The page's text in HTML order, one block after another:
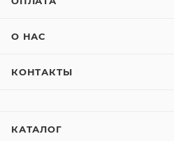
О НАС
КОНТАКТЫ
КАТАЛОГ